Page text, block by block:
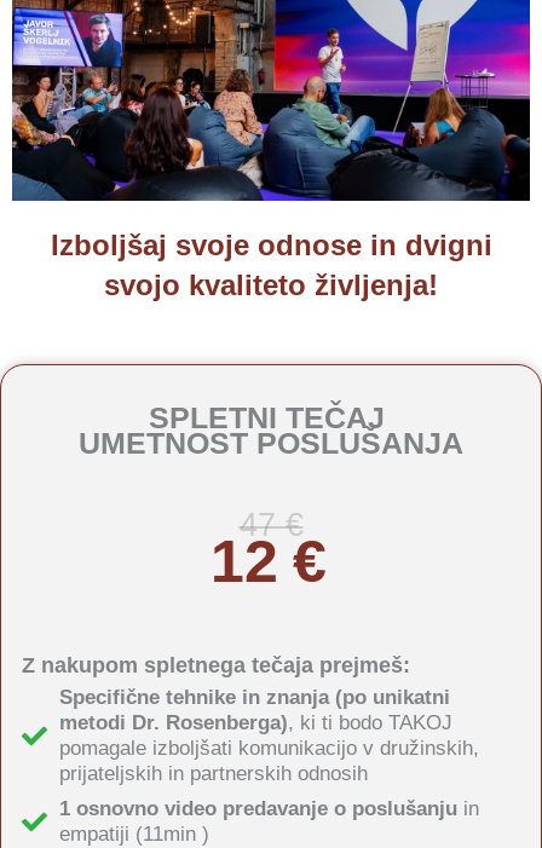
Izboljšaj svoje odnose in dvigni
svojo kvaliteto življenja!
SPLETNI TEČAJ
UMETNOST POSLUŠANJA
47 €
12 €
Z nakupom spletnega tečaja prejmeš:
Specifične tehnike in znanja (po unikatni
metodi Dr. Rosenberga), ki ti bodo TAKOJ
pomagale izboljšati komunikacijo v družinskih,
prijateljskih in partnerskih odnosih
1 osnovno video predavanje o poslušanju in
empatiji (11min )